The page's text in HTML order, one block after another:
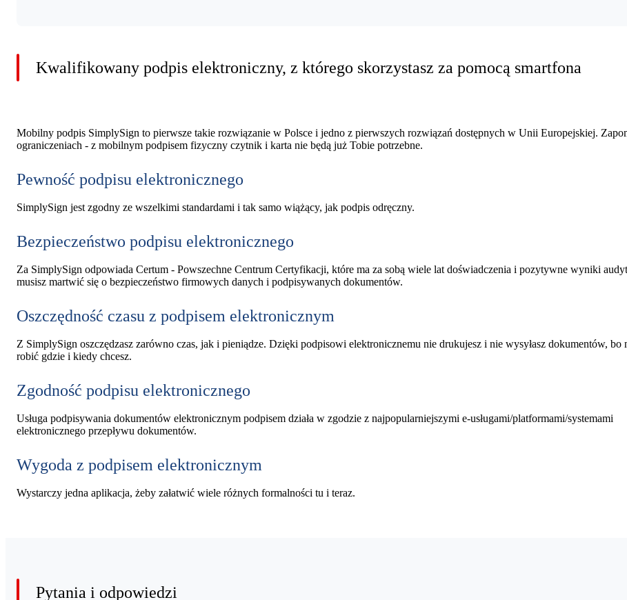
Kwalifikowany podpis elektroniczny, z którego skorzystasz za pomocą smartfona
Mobilny podpis SimplySign to pierwsze takie rozwiązanie w Polsce i jedno z pierwszych rozwiązań dostępnych w Unii Europejskiej.
ograniczeniach - z mobilnym podpisem fizyczny czytnik i karta nie będą już Tobie potrzebne.
Pewność podpisu elektronicznego
SimplySign jest zgodny ze wszelkimi standardami i tak samo wiążący, jak podpis odręczny.
Bezpieczeństwo podpisu elektronicznego
Za SimplySign odpowiada Certum - Powszechne Centrum Certyfikacji, które ma za sobą wiele lat doświadczenia i pozytywne wyniki
musisz martwić się o bezpieczeństwo firmowych danych i podpisywanych dokumentów.
Oszczędność czasu z podpisem elektronicznym
Z SimplySign oszczędzasz zarówno czas, jak i pieniądze. Dzięki podpisowi elektronicznemu nie drukujesz i nie wysyłasz dokumentów, bo
robić gdzie i kiedy chcesz.
Zgodność podpisu elektronicznego
Usługa podpisywania dokumentów elektronicznym podpisem działa w zgodzie z najpopularniejszymi e-usługami/platformami/systemami
elektronicznego przepływu dokumentów.
Wygoda z podpisem elektronicznym
Wystarczy jedna aplikacja, żeby załatwić wiele różnych formalności tu i teraz.
Pytania i odpowiedzi